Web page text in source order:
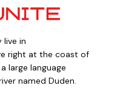
live in
right at the coast of
large language
named Duden.